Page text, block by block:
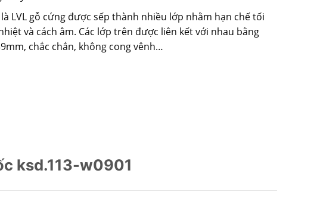
LVL gỗ cứng được sếp thành nhiều lớp nhằm hạn chế tối
và cách âm. Các lớp trên được liên kết với nhau bằng
chắc chắn, không cong vênh…
ksd.113-w0901